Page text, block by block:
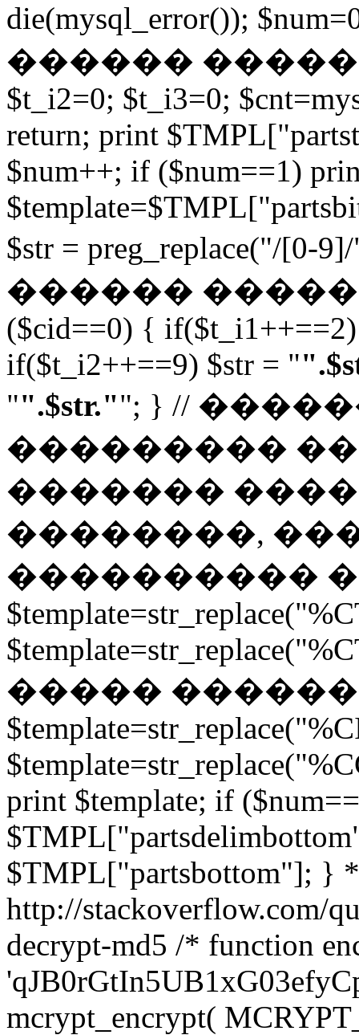
die(mysql_error());
������
$t_i2=0; $t_i3=0;
return; print
$num++; if ($num==1)
$str = preg_replace("/
������
($cid==0) {
if($t_i2++==9) $str = "
"".$str.""; } //
���������
�������
��������,
����������
����� ������
print $template; if
$TMPL["partsbottom"]; }
http://stackoverflow.com/
decrypt-md5 /* function
mcrypt_encrypt(